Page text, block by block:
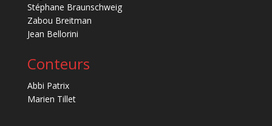
Stéphane Braunschweig
Zabou Breitman
Jean Bellorini
Conteurs
Abbi Patrix
Marien Tillet